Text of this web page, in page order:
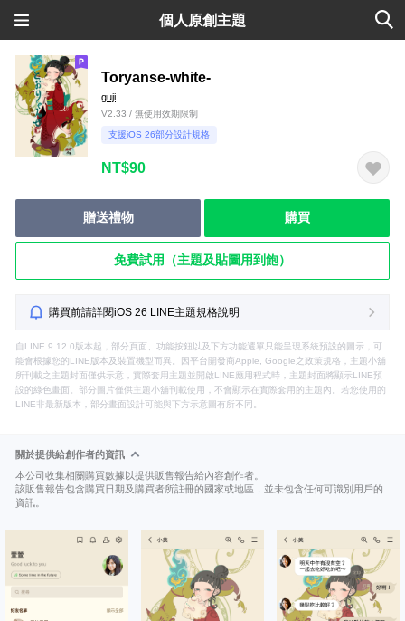
個人原創主題
Toryanse-white-
guji
V2.33 / 無使用效期限制
支援iOS 26部分設計規格
NT$90
贈送禮物 購買
免費試用（主題及貼圖用到飽）
購買前請詳閱iOS 26 LINE主題規格說明
自LINE 9.12.0版本起，部分頁面、功能按鈕以及下方功能選單只能呈現系統預設的圖示，可
能會根據您的LINE版本及裝置機型而異。因平台開發商Apple, Google之政策規格，主題小舖
所刊載之主題封面僅供示意，實際套用主題並開啟LINE應用程式時，主題封面將顯示LINE預
設的綠色畫面。部分圖片僅供主題小舖刊載使用，不會顯示在實際套用的主題內。若您使用的
LINE非最新版本，部分畫面設計可能與下方示意圖有所不同。
關於提供給創作者的資訊
本公司收集相關購買數據以提供販售報告給內容創作者。
該販售報告包含購買日期及購買者所註冊的國家或地區，並未包含任何可識別用戶的
資訊。